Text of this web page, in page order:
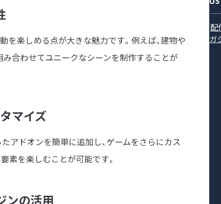
を楽しめる点が大きな魅力です。例えば、建物や
合わせてユニークなシーンを制作することが
マイズ
アドオンを簡単に追加し、ゲームをさらにカス
素を楽しむことが可能です。
ンの活用
配
ガ